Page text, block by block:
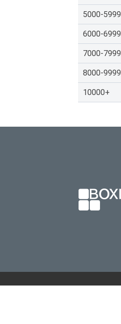
5000-5999
6000-6999
7000-7999
8000-9999
10000+